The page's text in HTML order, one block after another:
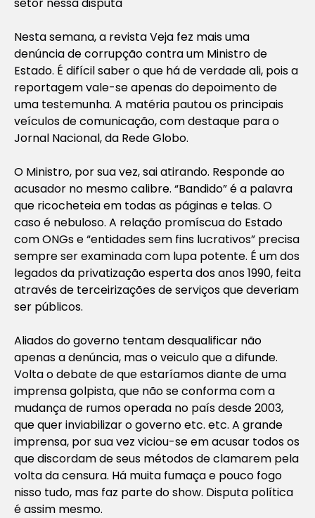
Nesta semana, a revista Veja fez mais uma
denúncia de corrupção contra um Ministro de
Estado. É difícil saber o que há de verdade ali, pois a
reportagem vale-se apenas do depoimento de
uma testemunha. A matéria pautou os principais
veículos de comunicação, com destaque para o
Jornal Nacional, da Rede Globo.
O Ministro, por sua vez, sai atirando. Responde ao
acusador no mesmo calibre. “Bandido” é a palavra
que ricocheteia em todas as páginas e telas. O
caso é nebuloso. A relação promíscua do Estado
com ONGs e “entidades sem fins lucrativos” precisa
sempre ser examinada com lupa potente. É um dos
legados da privatização esperta dos anos 1990, feita
através de terceirizações de serviços que deveriam
ser públicos.
Aliados do governo tentam desqualificar não
apenas a denúncia, mas o veiculo que a difunde.
Volta o debate de que estaríamos diante de uma
imprensa golpista, que não se conforma com a
mudança de rumos operada no país desde 2003,
que quer inviabilizar o governo etc. etc. A grande
imprensa, por sua vez viciou-se em acusar todos os
que discordam de seus métodos de clamarem pela
volta da censura. Há muita fumaça e pouco fogo
nisso tudo, mas faz parte do show. Disputa política
é assim mesmo.